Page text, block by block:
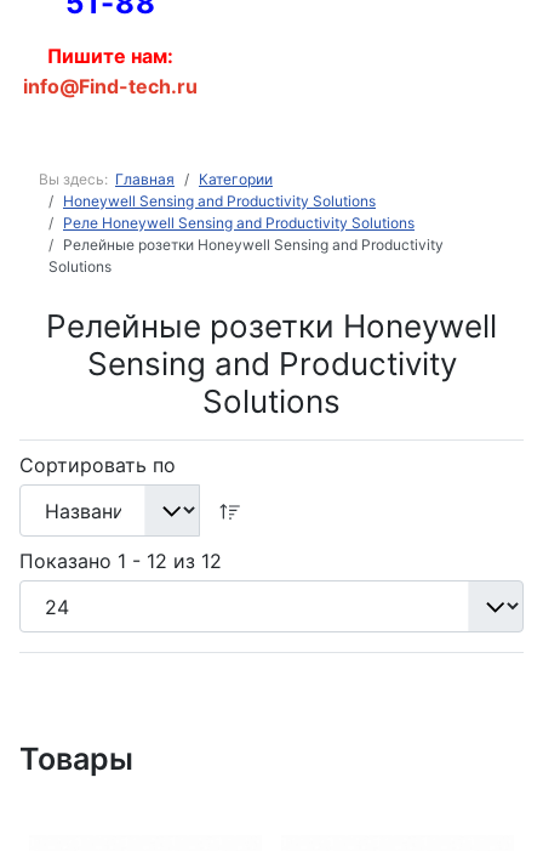
Пишите нам:
info@Find-tech.ru
Вы здесь: Главная
Категории
Honeywell Sensing and Productivity Solutions
Реле Honeywell Sensing and Productivity Solutions
Релейные розетки Honeywell Sensing and Productivity
Solutions
Релейные розетки Honeywell
Sensing and Productivity
Solutions
Сортировать по
Показано 1 - 12 из 12
Товары